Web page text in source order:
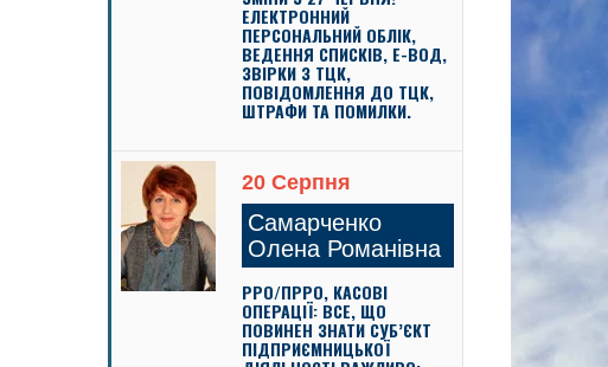
ЕЛЕКТРОННИЙ
ПЕРСОНАЛЬНИЙ ОБЛІК,
ВЕДЕННЯ СПИСКІВ, Е-ВОД,
ЗВІРКИ З ТЦК,
ПОВІДОМЛЕННЯ ДО ТЦК,
ШТРАФИ ТА ПОМИЛКИ.
20 Серпня
Самарченко
Олена Романівна
РРО/ПРРО, КАСОВІ
ОПЕРАЦІЇ: ВСЕ, ЩО
ПОВИНЕН ЗНАТИ СУБ’ЄКТ
ПІДПРИЄМНИЦЬКОЇ